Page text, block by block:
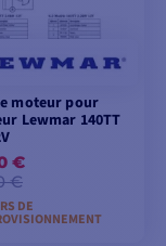
moteur pour
Lewmar 140TT
€
€
DE